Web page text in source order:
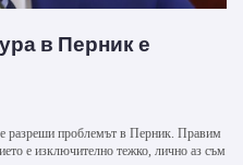
в Перник е
разреши проблемът в Перник. Правим
е изключително тежко, лично аз съм